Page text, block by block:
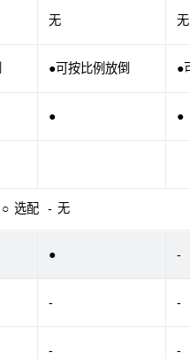
○ 选配 - 无
无 无
●可按比例放倒 ●
● ●
● -
- -
- -